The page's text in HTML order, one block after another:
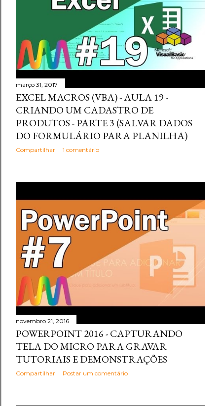
março 31, 2017
EXCEL MACROS (VBA) - AULA 19 -
CRIANDO UM CADASTRO DE
PRODUTOS - PARTE 3 (SALVAR DADOS
DO FORMULÁRIO PARA PLANILHA)
Compartilhar 1 comentário
novembro 21, 2016
POWERPOINT 2016 - CAPTURANDO
TELA DO MICRO PARA GRAVAR
TUTORIAIS E DEMONSTRAÇÕES
Compartilhar Postar um comentário